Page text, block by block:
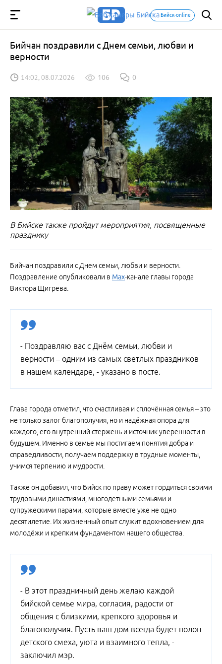
Бийск-online
Бийчан поздравили с Днем семьи, любви и
верности
14:02, 08.07.2026 106 0
В Бийске также пройдут мероприятия, посвященные
празднику
Бийчан поздравили с Днем семьи, любви и верности.
Поздравление опубликовали в Мах-канале главы города
Виктора Щигрева.
- Поздравляю вас с Днём семьи, любви и
верности – одним из самых светлых праздников
в нашем календаре, - указано в посте.
Глава города отметил, что счастливая и сплочённая семья – это
не только залог благополучия, но и надёжная опора для
каждого, его внутренний стержень и источник уверенности в
будущем. Именно в семье мы постигаем понятия добра и
справедливости, получаем поддержку в трудные моменты,
учимся терпению и мудрости.
Также он добавил, что Бийск по праву может гордиться своими
трудовыми династиями, многодетными семьями и
супружескими парами, которые вместе уже не одно
десятилетие. Их жизненный опыт служит вдохновением для
молодёжи и крепким фундаментом нашего общества.
- В этот праздничный день желаю каждой
бийской семье мира, согласия, радости от
общения с близкими, крепкого здоровья и
благополучия. Пусть ваш дом всегда будет полон
детского смеха, уюта и взаимного тепла, -
заключил мэр.